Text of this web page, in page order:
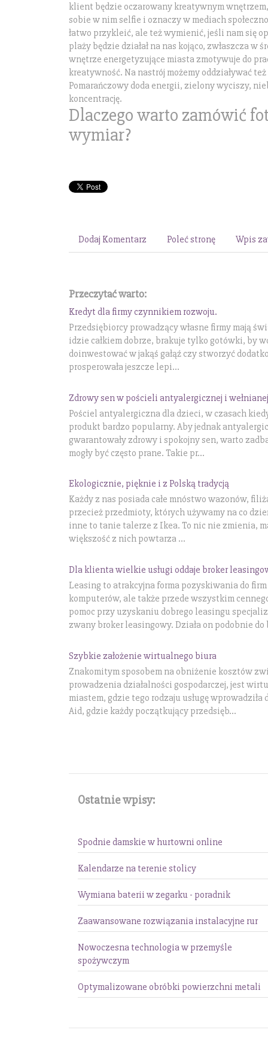
klient będzie oczarowany kreatywnym
sobie w nim selfie i oznaczy w mediach
łatwo przykleić, ale też wymienić, jeśli nam się
plaży będzie działał na nas kojąco, zwłaszcza w
wnętrze energetyzujące miasta zmotywuje do
kreatywność. Na nastrój możemy oddziaływać
Pomarańczowy doda energii, zielony wyciszy,
koncentrację.
Dlaczego warto zamówić
wymiar?
Dodaj Komentarz Poleć stronę Wpis
Przeczytać warto:
Kredyt dla firmy czynnikiem rozwoju.
Przedsiębiorcy prowadzący własne firmy mają
idzie całkiem dobrze, brakuje tylko gotówki, by
doinwestować w jakąś gałąź czy stworzyć
prosperowała jeszcze lepi...
Zdrowy sen w pościeli antyalergicznej i wełnianej
Pościel antyalergiczna dla dzieci, w czasach
produkt bardzo popularny. Aby jednak
gwarantowały zdrowy i spokojny sen, warto
mogły być często prane. Takie pr...
Ekologicznie, pięknie i z Polską tradycją
Każdy z nas posiada całe mnóstwo wazonów,
przecież przedmioty, których używamy na co
inne to tanie talerze z Ikea. To nic nie zmienia,
większość z nich powtarza ...
Dla klienta wielkie usługi oddaje broker
Leasing to atrakcyjna forma pozyskiwania do
komputerów, ale także przede wszystkim
pomoc przy uzyskaniu dobrego leasingu
zwany broker leasingowy. Działa on podobnie do
Szybkie założenie wirtualnego biura
Znakomitym sposobem na obniżenie kosztów
prowadzenia działalności gospodarczej, jest
miastem, gdzie tego rodzaju usługę
Aid, gdzie każdy początkujący przedsięb...
Ostatnie wpisy:
Spodnie damskie w hurtowni online
Kalendarze na terenie stolicy
Wymiana baterii w zegarku - poradnik
Zaawansowane rozwiązania instalacyjne rur
Nowoczesna technologia w przemyśle
spożywczym
Optymalizowane obróbki powierzchni metali